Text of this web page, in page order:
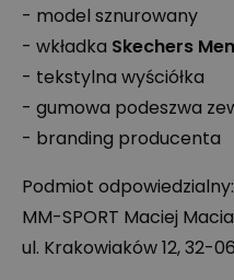
- model sznurowany
- wkładka Skechers
- tekstylna wyściółka
- gumowa podeszwa
- branding producenta
Podmiot odpowiedzialny:
MM-SPORT Maciej
ul. Krakowiaków 12, 32-